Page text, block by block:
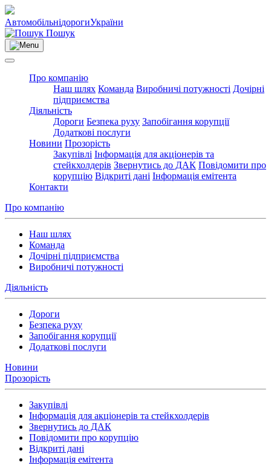
АвтомобільнідорогиУкраїни
Пошук
Про компанію
Наш шлях Команда Виробничі потужності Дочірні
підприємства
Діяльність
Дороги Безпека руху Запобігання корупції
Додаткові послуги
Новини Прозорість
Закупівлі Інформація для акціонерів та
стейкхолдерів Звернутись до ДАК Повідомити про
корупцію Відкриті дані Інформація емітента
Контакти
Про компанію
Наш шлях
Команда
Дочірні підприємства
Виробничі потужності
Діяльність
Дороги
Безпека руху
Запобігання корупції
Додаткові послуги
Новини
Прозорість
Закупівлі
Інформація для акціонерів та стейкхолдерів
Звернутись до ДАК
Повідомити про корупцію
Відкриті дані
Інформація емітента